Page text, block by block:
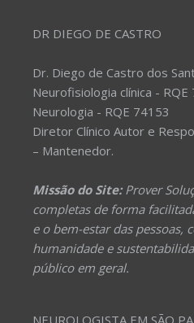
DR DIEGO DE CASTRO
Dr. Diego de Castro dos
Neurofisiologia clínica - RQE
Neurologia - RQE 74153
Diretor Clínico Autor e
– Mantenedor.
Missão do Site:Prover
completas de forma
e o bem-estar das pessoas,
humanidade e
público em geral.